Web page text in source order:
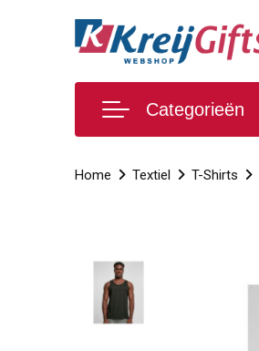
Categorieën
Home Textiel T-Shirts